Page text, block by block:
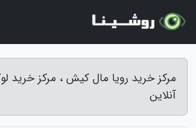
مرکز خرید رویا مال کیش ، مرکز
آنلاین